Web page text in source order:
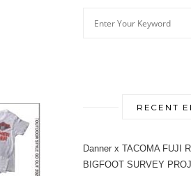
RECENT
Danner x TACOMA FUJI
BIGFOOT SURVEY